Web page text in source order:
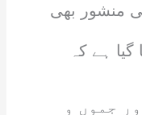
منشور بھی
ہے کہ
جموں و